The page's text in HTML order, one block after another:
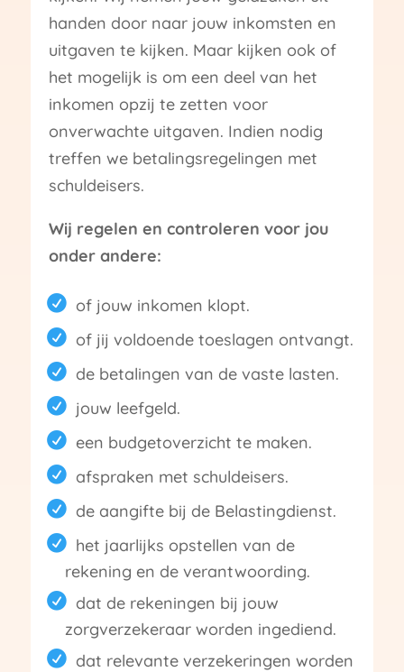
handen door naar jouw inkomsten en
uitgaven te kijken. Maar kijken ook of
het mogelijk is om een deel van het
inkomen opzij te zetten voor
onverwachte uitgaven. Indien nodig
treffen we betalingsregelingen met
schuldeisers.
Wij regelen en controleren voor jou
onder andere:
of jouw inkomen klopt.
of jij voldoende toeslagen ontvangt.
de betalingen van de vaste lasten.
jouw leefgeld.
een budgetoverzicht te maken.
afspraken met schuldeisers.
de aangifte bij de Belastingdienst.
het jaarlijks opstellen van de
rekening en de verantwoording.
dat de rekeningen bij jouw
zorgverzekeraar worden ingediend.
dat relevante verzekeringen worden